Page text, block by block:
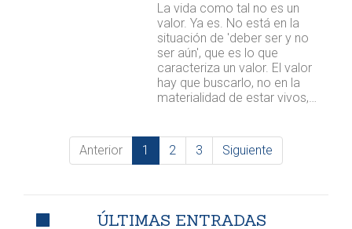
La vida como tal no es un
valor. Ya es. No está en la
situación de 'deber ser y no
ser aún', que es lo que
caracteriza un valor. El valor
hay que buscarlo, no en la
materialidad de estar vivos,…
Anterior 1 2 3 Siguiente
ÚLTIMAS ENTRADAS